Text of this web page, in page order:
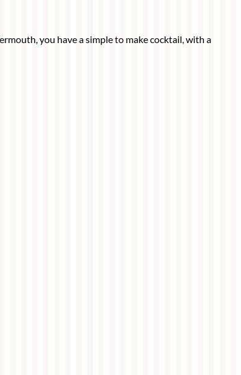
you have a simple to make cocktail, with a